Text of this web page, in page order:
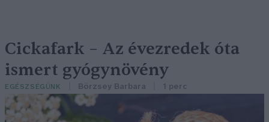
Cickafark – Az évezredek óta
ismert gyógynövény
EGÉSZSÉGÜNK Börzsey Barbara 1 perc